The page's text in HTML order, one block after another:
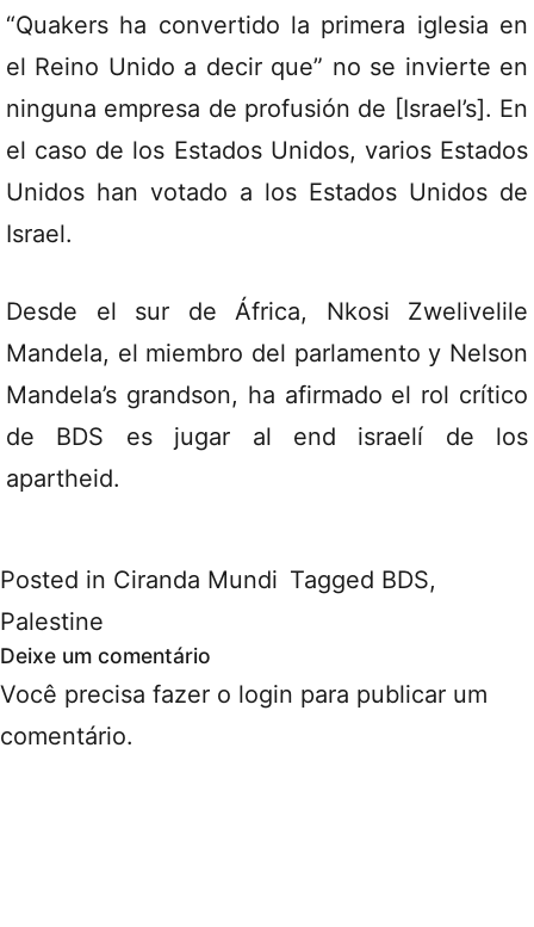
“Quakers ha convertido la primera iglesia en
el Reino Unido a decir que” no se invierte en
ninguna empresa de profusión de [Israel’s]. En
el caso de los Estados Unidos, varios Estados
Unidos han votado a los Estados Unidos de
Israel.
Desde el sur de África, Nkosi Zwelivelile
Mandela, el miembro del parlamento y Nelson
Mandela’s grandson, ha afirmado el rol crítico
de BDS es jugar al end israelí de los
apartheid.
Posted in Ciranda Mundi Tagged BDS,
Palestine
Deixe um comentário
Você precisa fazer o login para publicar um
comentário.